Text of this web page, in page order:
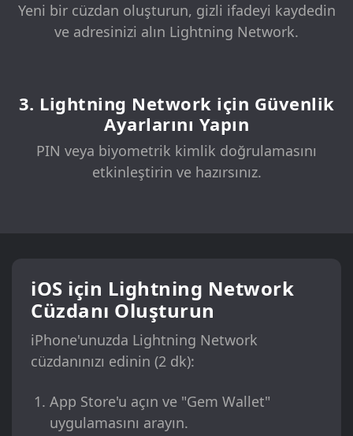
Yeni bir cüzdan oluşturun, gizli ifadeyi kaydedin
ve adresinizi alın Lightning Network.
3. Lightning Network için Güvenlik
Ayarlarını Yapın
PIN veya biyometrik kimlik doğrulamasını
etkinleştirin ve hazırsınız.
iOS için Lightning Network
Cüzdanı Oluşturun
iPhone'unuzda Lightning Network
cüzdanınızı edinin (2 dk):
App Store'u açın ve "Gem Wallet"
uygulamasını arayın.